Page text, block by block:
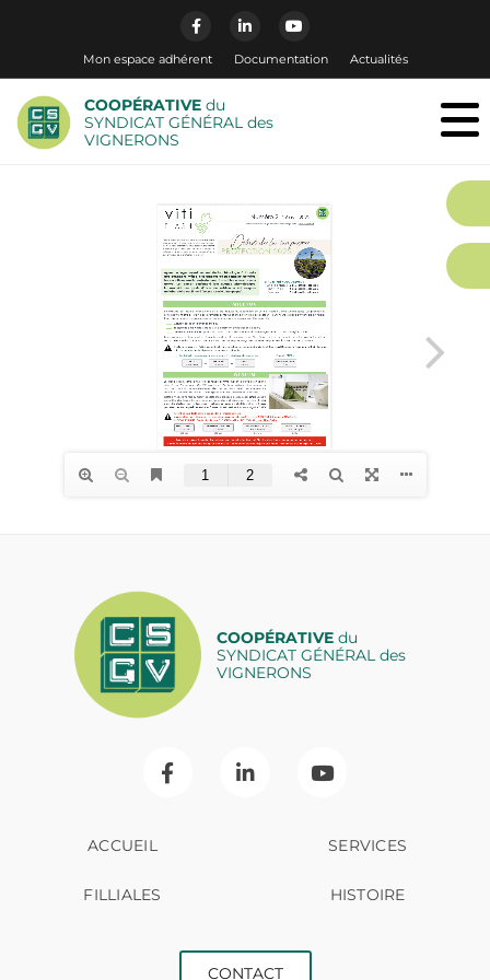
Mon espace adhérent Documentation Actualités
COOPÉRATIVE du
SYNDICAT GÉNÉRAL des
VIGNERONS
COOPÉRATIVEdu
SYNDICAT GÉNÉRAL des
VIGNERONS
ACCUEIL SERVICES
FILLIALES HISTOIRE
CONTACT